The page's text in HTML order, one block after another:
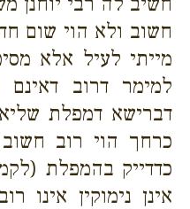
חשוב ולא הוי שום
מייתי לעיל אלא
למימר דרוב דאינם
דברישא דמפלת
כרחך הוי רוב
כדדייק בהמפלת
אינן נימוקין אינו